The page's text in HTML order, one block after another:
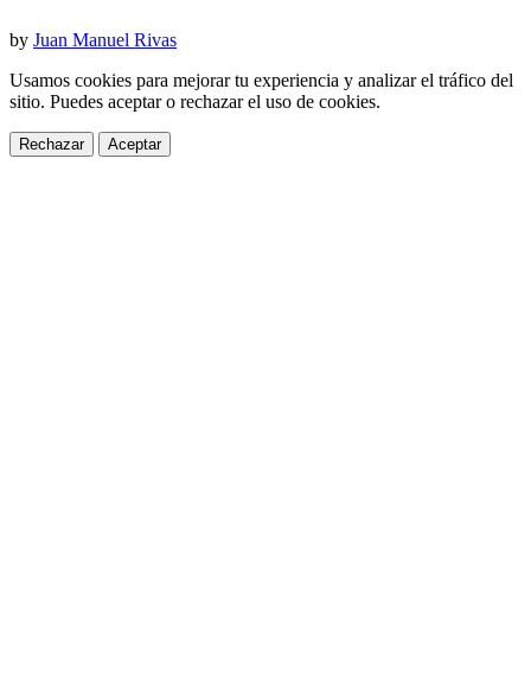
by Juan Manuel Rivas
Usamos cookies para mejorar tu experiencia y analizar el tráfico del
sitio. Puedes aceptar o rechazar el uso de cookies.
Rechazar Aceptar